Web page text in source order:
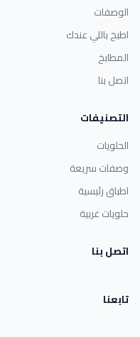
الوصفات
اطبخ باللي عندك
المطابخ
اتصل بنا
التصنيفات
الحلويات
وصفات سريعة
اطباق رئيسية
حلويات غربية
اتصل بنا
تابعنا